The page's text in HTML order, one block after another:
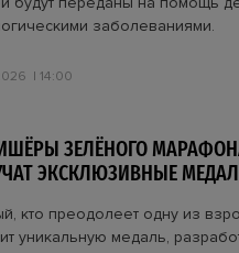
заболеваниями.
14:00
ЗЕЛЁНОГО
ЭКСКЛЮЗИВНЫЕ
кто преодолеет одну из
уникальную медаль,